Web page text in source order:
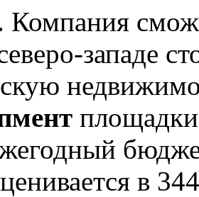
западе
площадки
в